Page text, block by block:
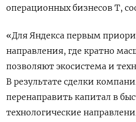
операционных бизнесов ‌Т,
«Для Яндекса первым
направления, где кратно
‌позволяют экосистема и
В результате сделки
перенаправить капитал в
технологические